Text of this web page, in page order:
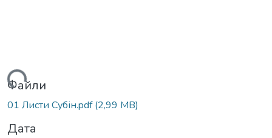
Вантажиться...
Файли
01 Листи Субін.pdf(2,99 MB)
Дата